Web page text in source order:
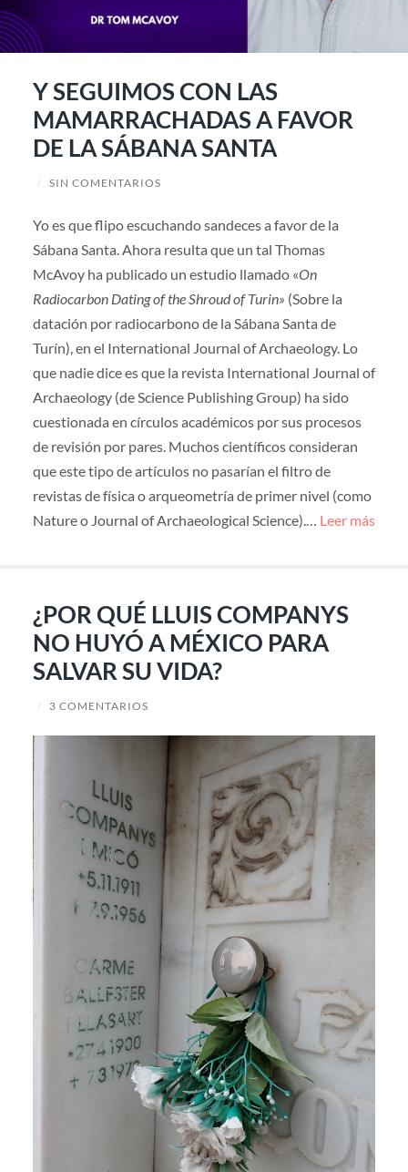
Y SEGUIMOS CON LAS
MAMARRACHADAS A FAVOR
DE LA SÁBANA SANTA
/ SIN COMENTARIOS
Yo es que flipo escuchando sandeces a favor de la
Sábana Santa. Ahora resulta que un tal Thomas
McAvoy ha publicado un estudio llamado «On
Radiocarbon Dating of the Shroud of Turin» (Sobre la
datación por radiocarbono de la Sábana Santa de
Turín), en el International Journal of Archaeology. Lo
que nadie dice es que la revista International Journal of
Archaeology (de Science Publishing Group) ha sido
cuestionada en círculos académicos por sus procesos
de revisión por pares. Muchos científicos consideran
que este tipo de artículos no pasarían el filtro de
revistas de física o arqueometría de primer nivel (como
Nature o Journal of Archaeological Science).… Leer más
¿POR QUÉ LLUIS COMPANYS
NO HUYÓ A MÉXICO PARA
SALVAR SU VIDA?
/ 3 COMENTARIOS